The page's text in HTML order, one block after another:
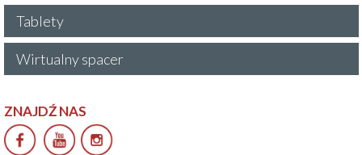
Tablety
Wirtualny spacer
ZNAJDŹ NAS